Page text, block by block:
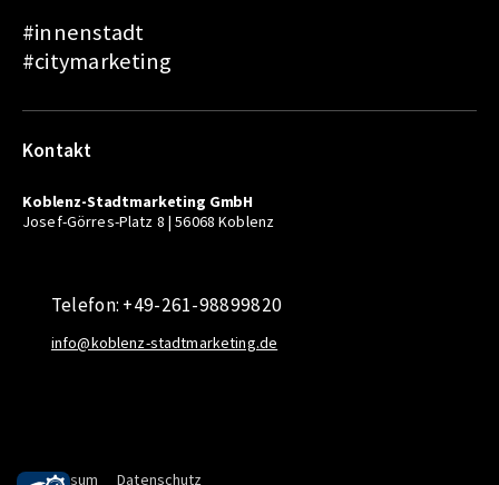
#innenstadt
#citymarketing
Kontakt
Koblenz-Stadtmarketing GmbH
Josef-Görres-Platz 8 | 56068 Koblenz
Telefon: +49-261-98899820
info@koblenz-stadtmarketing.de
Impressum Datenschutz